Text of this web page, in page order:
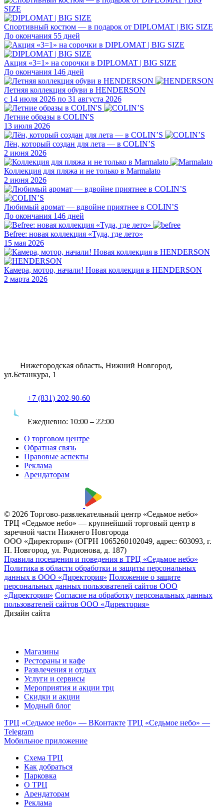
Спортивный костюм — в подарок от DIPLOMAT | BIG SIZE
До окончания 55 дней
Акция «3=1» на сорочки в DIPLOMAT | BIG SIZE
До окончания 146 дней
Летняя коллекция обуви в HENDERSON
с 14 июля 2026 по 31 августа 2026
Летние образы в COLIN'S
13 июля 2026
Лён, который создан для лета — в COLIN’S
2 июня 2026
Коллекция для пляжа и не только в Marmalato
2 июня 2026
Любимый аромат — вдвойне приятнее в COLIN’S
До окончания 146 дней
Befree: новая коллекция «Туда, где лето»
15 мая 2026
Камера, мотор, начали! Новая коллекция в HENDERSON
2 марта 2026
Нижегородская область, Нижний Новгород,
ул.Бетанкура, 1
+7 (831) 202-90-60
Ежедневно: 10:00 – 22:00
О торговом центре
Обратная связь
Правовые аспекты
Реклама
Арендаторам
© 2026 Торгово-развлекательный центр «Седьмое небо»
ТРЦ «Седьмое небо» — крупнейший торговый центр в
заречной части Нижнего Новгорода
ООО «Директория» (ОГРН 1065260102049, адрес: 603093, г.
Н. Новгород, ул. Родионова, д. 187)
Правила посещения и поведения в ТРЦ «Седьмое небо»
Политика в области обработки и защиты персональных
данных в ООО «Директория» Положение о защите
персональных данных пользователей сайтов ООО
«Директория» Согласие на обработку персональных данных
пользователей сайтов ООО «Директория»
Дизайн сайта
Магазины
Рестораны и кафе
Развлечения и отдых
Услуги и сервисы
Мероприятия и акции трц
Скидки и акции
Модный блог
ТРЦ «Седьмое небо» — ВКонтакте ТРЦ «Седьмое небо» —
Telegram
Мобильное приложение
Схема ТРЦ
Как добраться
Парковка
О ТРЦ
Арендаторам
Реклама